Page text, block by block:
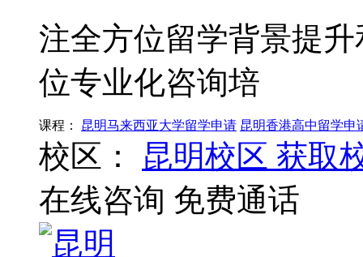
注全方位留学背景提
位专业化咨询培
课程： 昆明马来西亚大学留学申请 昆明香港高中留学申
校区： 昆明校区 获取
在线咨询 免费通话